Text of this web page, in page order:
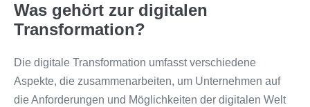
Was gehört zur digitalen
Transformation?
Die digitale Transformation umfasst verschiedene
Aspekte, die zusammenarbeiten, um Unternehmen auf
die Anforderungen und Möglichkeiten der digitalen Welt